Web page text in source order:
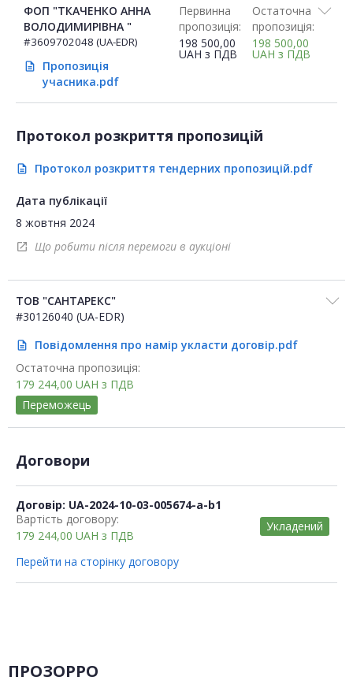
ФОП "ТКАЧЕНКО АННА
ВОЛОДИМИРІВНА "
#3609702048 (UA-EDR)
description
Пропозиція
учасника.pdf
Первинна
пропозиція:
198 500,00
UAH з ПДВ
Остаточна
пропозиція:
198 500,00
UAH з ПДВ
Протокол розкриття пропозицій
description Протокол розкриття тендерних пропозицій.pdf
Дата публікації
8 жовтня 2024
open_in_new Що робити після перемоги в аукціоні
ТОВ "САНТАРЕКС"
#30126040 (UA-EDR)
description
Повідомлення про намір укласти договір.pdf
Остаточна пропозиція:
179 244,00 UAH з ПДВ
Переможець
Договори
Договір: UA-2024-10-03-005674-a-b1
Вартість договору:
179 244,00 UAH з ПДВ
Укладений
Перейти на сторінку договору
ПРОЗОРРО